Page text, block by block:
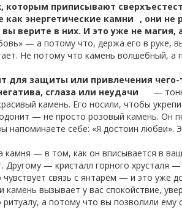
которым приписывают
как энергетические камни
, они не
верите в них. И это уже не магия,
— а потому что, держа его в руке,
Не потому что камень волшебный, а
для защиты или привлечения чего-
сглаза или неудачи
—
камень. Его носили, чтобы
— не просто розовый камень. Он
себе: «Я достоин любви».
камня — в том, как он вписывается в
— кристалл горного хрусталя
связь с янтарём — и это уже
вызывает у вас спокойствие,
а потому что вы позволили ему